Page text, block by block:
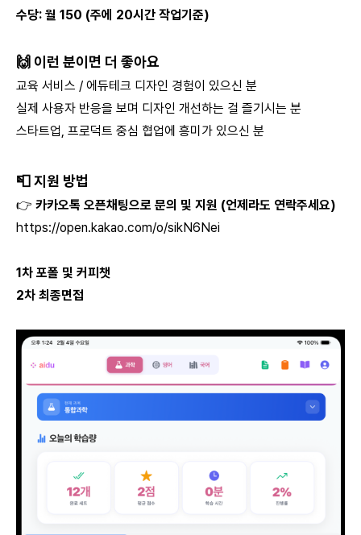
수당: 월 150 (주에 20시간 작업기준)
🙌 이런 분이면 더 좋아요
교육 서비스 / 에듀테크 디자인 경험이 있으신 분
실제 사용자 반응을 보며 디자인 개선하는 걸 즐기시는 분
스타트업, 프로덕트 중심 협업에 흥미가 있으신 분
📮 지원 방법
👉 카카오톡 오픈채팅으로 문의 및 지원 (언제라도 연락주세요)
https://open.kakao.com/o/sikN6Nei
1차 포폴 및 커피챗
2차 최종면접